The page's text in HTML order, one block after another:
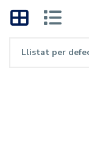
Llistat per